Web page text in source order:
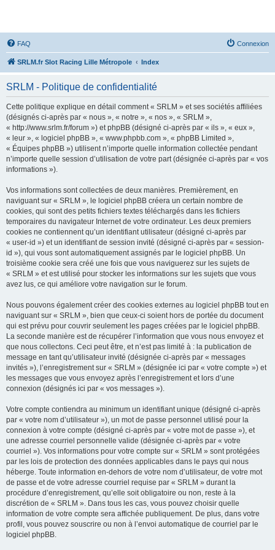
FAQ Connexion
SRLM.fr Slot Racing Lille Métropole Index
SRLM - Politique de confidentialité
Cette politique explique en détail comment « SRLM » et ses sociétés affiliées
(désignés ci-après par « nous », « notre », « nos », « SRLM »,
« http://www.srlm.fr/forum ») et phpBB (désigné ci-après par « ils », « eux »,
« leur », « logiciel phpBB », « www.phpbb.com », « phpBB Limited »,
« Équipes phpBB ») utilisent n’importe quelle information collectée pendant
n’importe quelle session d’utilisation de votre part (désignée ci-après par « vos
informations »).
Vos informations sont collectées de deux manières. Premièrement, en
naviguant sur « SRLM », le logiciel phpBB créera un certain nombre de
cookies, qui sont des petits fichiers textes téléchargés dans les fichiers
temporaires du navigateur Internet de votre ordinateur. Les deux premiers
cookies ne contiennent qu’un identifiant utilisateur (désigné ci-après par
« user-id ») et un identifiant de session invité (désigné ci-après par « session-
id »), qui vous sont automatiquement assignés par le logiciel phpBB. Un
troisième cookie sera créé une fois que vous naviguerez sur les sujets de
« SRLM » et est utilisé pour stocker les informations sur les sujets que vous
avez lus, ce qui améliore votre navigation sur le forum.
Nous pouvons également créer des cookies externes au logiciel phpBB tout en
naviguant sur « SRLM », bien que ceux-ci soient hors de portée du document
qui est prévu pour couvrir seulement les pages créées par le logiciel phpBB.
La seconde manière est de récupérer l’information que vous nous envoyez et
que nous collectons. Ceci peut être, et n’est pas limité à : la publication de
message en tant qu’utilisateur invité (désignée ci-après par « messages
invités »), l’enregistrement sur « SRLM » (désignée ici par « votre compte ») et
les messages que vous envoyez après l’enregistrement et lors d’une
connexion (désignés ici par « vos messages »).
Votre compte contiendra au minimum un identifiant unique (désigné ci-après
par « votre nom d’utilisateur »), un mot de passe personnel utilisé pour la
connexion à votre compte (désigné ci-après par « votre mot de passe »), et
une adresse courriel personnelle valide (désignée ci-après par « votre
courriel »). Vos informations pour votre compte sur « SRLM » sont protégées
par les lois de protection des données applicables dans le pays qui nous
héberge. Toute information en-dehors de votre nom d’utilisateur, de votre mot
de passe et de votre adresse courriel requise par « SRLM » durant la
procédure d’enregistrement, qu’elle soit obligatoire ou non, reste à la
discrétion de « SRLM ». Dans tous les cas, vous pouvez choisir quelle
information de votre compte sera affichée publiquement. De plus, dans votre
profil, vous pouvez souscrire ou non à l’envoi automatique de courriel par le
logiciel phpBB.